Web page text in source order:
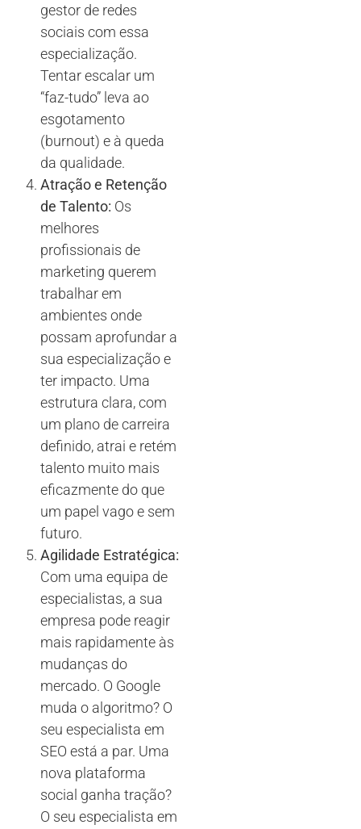
gestor de redes
sociais com essa
especialização.
Tentar escalar um
“faz-tudo” leva ao
esgotamento
(burnout) e à queda
da qualidade.
Atração e Retenção
de Talento: Os
melhores
profissionais de
marketing querem
trabalhar em
ambientes onde
possam aprofundar a
sua especialização e
ter impacto. Uma
estrutura clara, com
um plano de carreira
definido, atrai e retém
talento muito mais
eficazmente do que
um papel vago e sem
futuro.
Agilidade Estratégica:
Com uma equipa de
especialistas, a sua
empresa pode reagir
mais rapidamente às
mudanças do
mercado. O Google
muda o algoritmo? O
seu especialista em
SEO está a par. Uma
nova plataforma
social ganha tração?
O seu especialista em